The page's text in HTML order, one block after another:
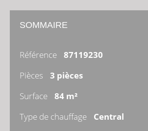
SOMMAIRE
Référence
87119230
Pièces
3 pièces
Surface
84 m²
Type de chauffage
Central